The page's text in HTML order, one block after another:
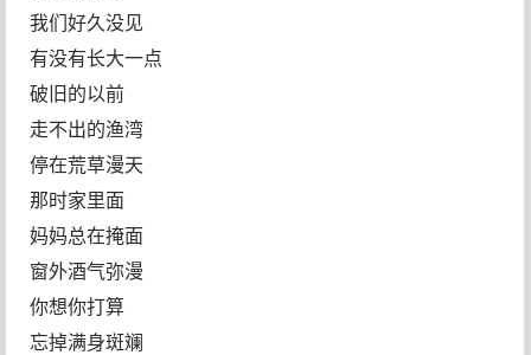
我们好久没见
有没有长大一点
破旧的以前
走不出的渔湾
停在荒草漫天
那时家里面
妈妈总在掩面
窗外酒气弥漫
你想你打算
忘掉满身斑斓